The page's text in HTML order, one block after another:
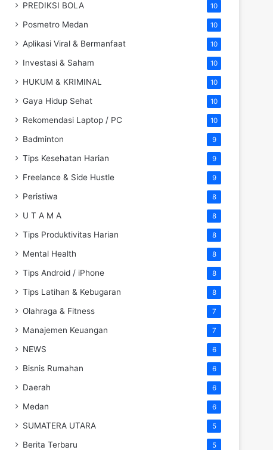
PREDIKSI BOLA 10
Posmetro Medan 10
Aplikasi Viral & Bermanfaat 10
Investasi & Saham 10
HUKUM & KRIMINAL 10
Gaya Hidup Sehat 10
Rekomendasi Laptop / PC 10
Badminton 9
Tips Kesehatan Harian 9
Freelance & Side Hustle 9
Peristiwa 8
U T A M A 8
Tips Produktivitas Harian 8
Mental Health 8
Tips Android / iPhone 8
Tips Latihan & Kebugaran 8
Olahraga & Fitness 7
Manajemen Keuangan 7
NEWS 6
Bisnis Rumahan 6
Daerah 6
Medan 6
SUMATERA UTARA 5
Berita Terbaru 5